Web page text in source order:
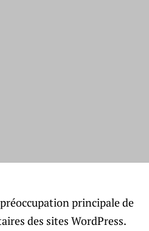
principale de
des sites WordPress.